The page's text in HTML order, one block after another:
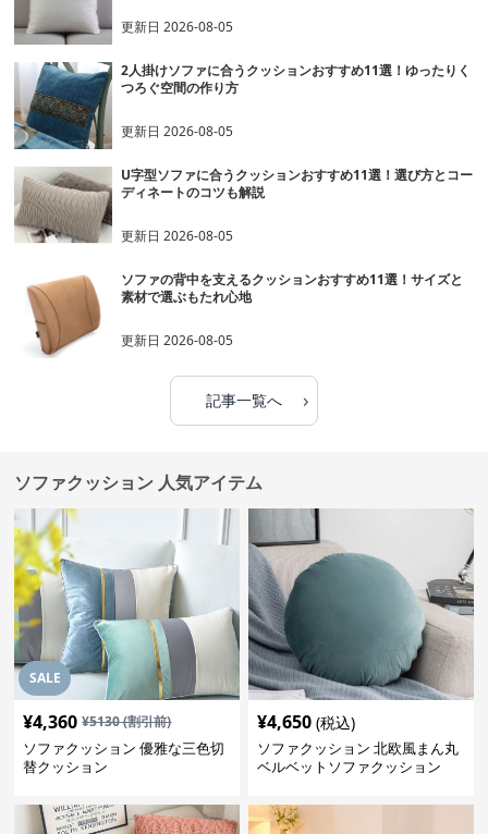
更新日2026-08-05
2人掛けソファに合うクッションおすすめ11選！ゆったりく
つろぐ空間の作り方
更新日2026-08-05
U字型ソファに合うクッションおすすめ11選！選び方とコー
ディネートのコツも解説
更新日2026-08-05
ソファの背中を支えるクッションおすすめ11選！サイズと
素材で選ぶもたれ心地
更新日2026-08-05
記事一覧へ ›
ソファクッション 人気アイテム
SALE
¥4,360 ¥5130(割引前)
ソファクッション 優雅な三色切
替クッション
¥4,650 (税込)
ソファクッション 北欧風まん丸
ベルベットソファクッション